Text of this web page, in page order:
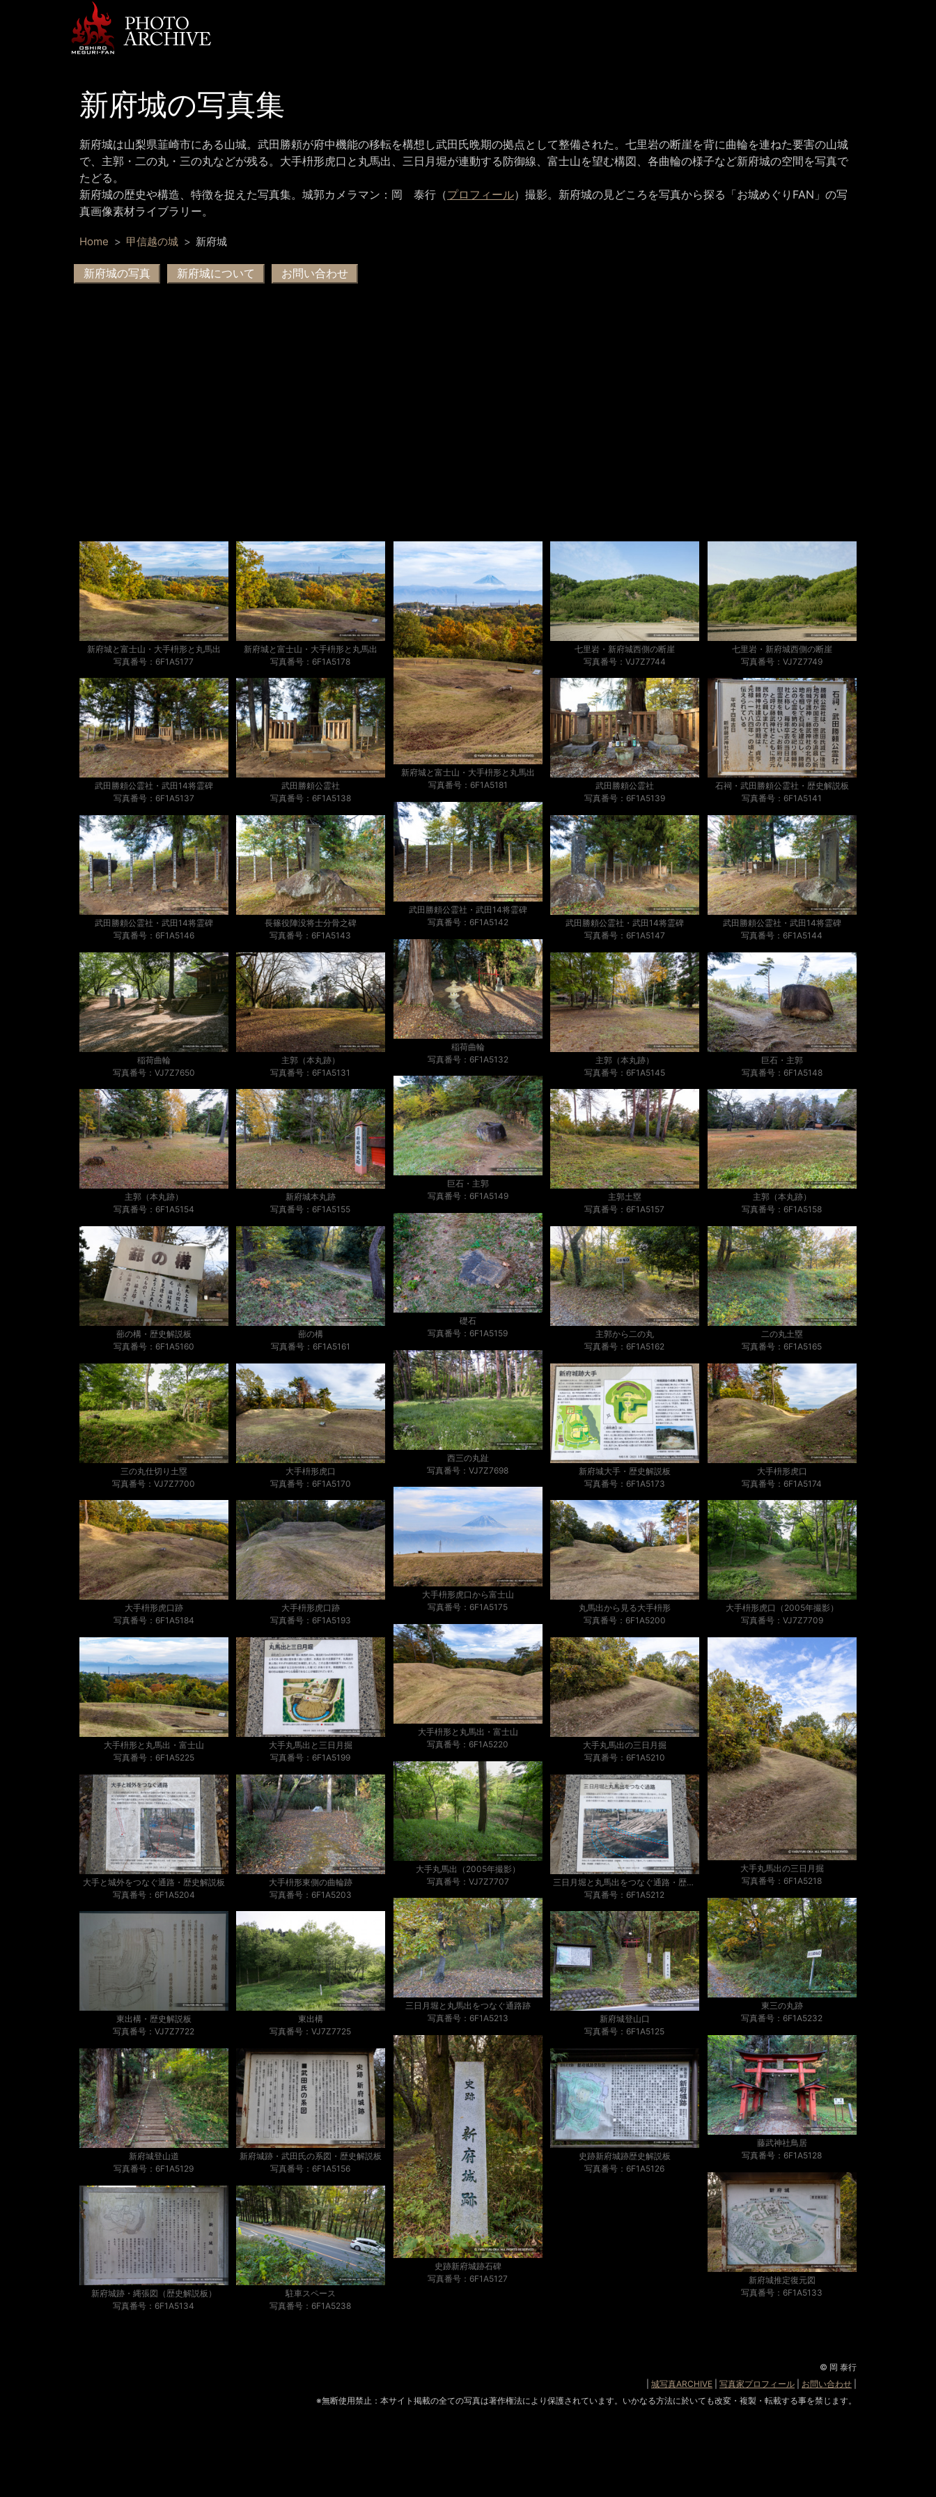
新府城の写真集
新府城は山梨県韮崎市にある山城。武田勝頼が府中機能の移転を構想し武田氏晩期の拠点として整備された。七里岩の断崖を背に曲輪を連ねた要害の山城
で、主郭・二の丸・三の丸などが残る。大手枡形虎口と丸馬出、三日月堀が連動する防御線、富士山を望む構図、各曲輪の様子など新府城の空間を写真で
たどる。
新府城の歴史や構造、特徴を捉えた写真集。城郭カメラマン：岡 泰行（プロフィール）撮影。新府城の見どころを写真から探る「お城めぐりFAN」の写
真画像素材ライブラリー。
Home 甲信越の城 新府城
新府城の写真 新府城について お問い合わせ
新府城と富士山・大手枡形と丸馬出
写真番号：6F1A5177
新府城と富士山・大手枡形と丸馬出
写真番号：6F1A5178
新府城と富士山・大手枡形と丸馬出
写真番号：6F1A5181
七里岩・新府城西側の断崖
写真番号：VJ7Z7744
七里岩・新府城西側の断崖
写真番号：VJ7Z7749
武田勝頼公霊社・武田14将霊碑
写真番号：6F1A5137
武田勝頼公霊社
写真番号：6F1A5138
武田勝頼公霊社
写真番号：6F1A5139
石祠・武田勝頼公霊社・歴史解説板
写真番号：6F1A5141
武田勝頼公霊社・武田14将霊碑
写真番号：6F1A5142
武田勝頼公霊社・武田14将霊碑
写真番号：6F1A5146
長篠役陣没将士分骨之碑
写真番号：6F1A5143
武田勝頼公霊社・武田14将霊碑
写真番号：6F1A5147
武田勝頼公霊社・武田14将霊碑
写真番号：6F1A5144
稲荷曲輪
写真番号：6F1A5132
稲荷曲輪
写真番号：VJ7Z7650
主郭（本丸跡）
写真番号：6F1A5131
主郭（本丸跡）
写真番号：6F1A5145
巨石・主郭
写真番号：6F1A5148
巨石・主郭
写真番号：6F1A5149
主郭（本丸跡）
写真番号：6F1A5154
新府城本丸跡
写真番号：6F1A5155
主郭土塁
写真番号：6F1A5157
主郭（本丸跡）
写真番号：6F1A5158
礎石
写真番号：6F1A5159
蔀の構・歴史解説板
写真番号：6F1A5160
蔀の構
写真番号：6F1A5161
主郭から二の丸
写真番号：6F1A5162
二の丸土塁
写真番号：6F1A5165
西三の丸趾
写真番号：VJ7Z7698
三の丸仕切り土塁
写真番号：VJ7Z7700
大手枡形虎口
写真番号：6F1A5170
新府城大手・歴史解説板
写真番号：6F1A5173
大手枡形虎口
写真番号：6F1A5174
大手枡形虎口から富士山
写真番号：6F1A5175
大手枡形虎口跡
写真番号：6F1A5184
大手枡形虎口跡
写真番号：6F1A5193
丸馬出から見る大手枡形
写真番号：6F1A5200
大手枡形虎口（2005年撮影）
写真番号：VJ7Z7709
大手枡形と丸馬出・富士山
写真番号：6F1A5220
大手枡形と丸馬出・富士山
写真番号：6F1A5225
大手丸馬出と三日月掘
写真番号：6F1A5199
大手丸馬出の三日月掘
写真番号：6F1A5210
大手丸馬出の三日月掘
写真番号：6F1A5218
大手丸馬出（2005年撮影）
写真番号：VJ7Z7707
大手と城外をつなぐ通路・歴史解説板
写真番号：6F1A5204
大手枡形東側の曲輪跡
写真番号：6F1A5203
三日月堀と丸馬出をつなぐ通路・歴史解説板
写真番号：6F1A5212
三日月堀と丸馬出をつなぐ通路跡
写真番号：6F1A5213
東三の丸跡
写真番号：6F1A5232
東出構・歴史解説板
写真番号：VJ7Z7722
東出構
写真番号：VJ7Z7725
新府城登山口
写真番号：6F1A5125
史跡新府城跡石碑
写真番号：6F1A5127
藤武神社鳥居
写真番号：6F1A5128
新府城登山道
写真番号：6F1A5129
新府城跡・武田氏の系図・歴史解説板
写真番号：6F1A5156
史跡新府城跡歴史解説板
写真番号：6F1A5126
新府城推定復元図
写真番号：6F1A5133
新府城跡・縄張図（歴史解説板）
写真番号：6F1A5134
駐車スペース
写真番号：6F1A5238
© 岡 泰行
城写真ARCHIVE 写真家プロフィール お問い合わせ
※無断使用禁止：本サイト掲載の全ての写真は著作権法により保護されています。いかなる方法に於いても改変・複製・転載する事を禁じます。